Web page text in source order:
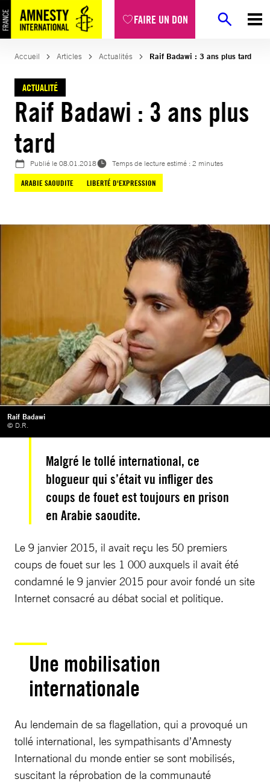
FAIRE UN DON
Aller
au
contenu
Accueil Articles Actualités Raif Badawi : 3 ans plus tard
ACTUALITÉ
Raif Badawi : 3 ans plus
tard
Publié le08.01.2018
Temps de lecture estimé : 2 minutes
ARABIE SAOUDITE
LIBERTÉ D'EXPRESSION
Raif Badawi
© D.R.
Malgré le tollé international, ce
blogueur qui s’était vu infliger des
coups de fouet est toujours en prison
en Arabie saoudite.
Le 9 janvier 2015, il avait reçu les 50 premiers
coups de fouet sur les 1 000 auxquels il avait été
condamné le 9 janvier 2015 pour avoir fondé un site
Internet consacré au débat social et politique.
Une mobilisation
internationale
Au lendemain de sa flagellation, qui a provoqué un
tollé international, les sympathisants d’Amnesty
International du monde entier se sont mobilisés,
suscitant la réprobation de la communauté